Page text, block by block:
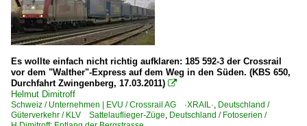
Es wollte einfach nicht richtig aufklaren: 185 592-3 der Crossrail
vor dem "Walther"-Express auf dem Weg in den Süden. (KBS 650,
Durchfahrt Zwingenberg, 17.03.2011) 
Helmut Dimitroff
Schweiz / Unternehmen | EVU / Crossrail AG ·XRAIL·, Deutschland /
Güterverkehr / KLV Sattelauflieger-Züge, Deutschland / Fotoserien /